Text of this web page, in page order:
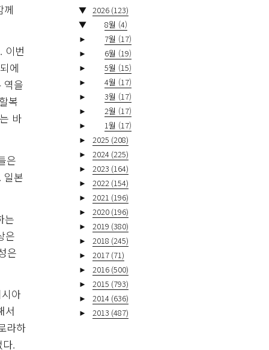
께
이번
에
역을
복
바
은
일본
는
은
은
아
서
라하
.
▼ 2026 (123)
▼
8월 (4)
►
7월 (17)
►
6월 (19)
►
5월 (15)
►
4월 (17)
►
3월 (17)
►
2월 (17)
►
1월 (17)
►
2025 (208)
►
2024 (225)
►
2023 (164)
►
2022 (154)
►
2021 (196)
►
2020 (196)
►
2019 (380)
►
2018 (245)
►
2017 (71)
►
2016 (500)
►
2015 (793)
►
2014 (636)
►
2013 (487)